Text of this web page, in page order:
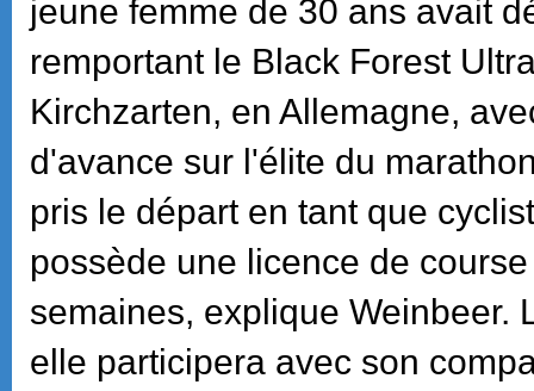
jeune femme de 30 ans avait
remportant le Black Forest
Kirchzarten, en Allemagne,
d'avance sur l'élite du
pris le départ en tant que
possède une licence de
semaines, explique Weinbeer.
elle participera avec son